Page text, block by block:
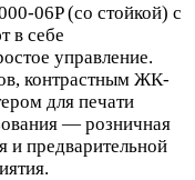
06P (со стойкой) с
в себе
управление.
контрастным ЖК-
для печати
— розничная
и предварительной